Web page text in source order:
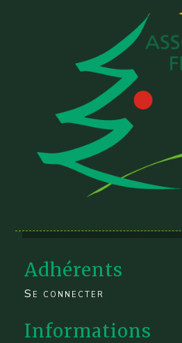
Adhérents
Se connecter
Informations